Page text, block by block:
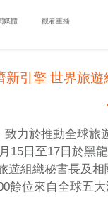
媒體 觀看重播
引擎 世界旅
致力於推動全球
15日至17日於黑
遊組織秘書長及
餘位來自全球五